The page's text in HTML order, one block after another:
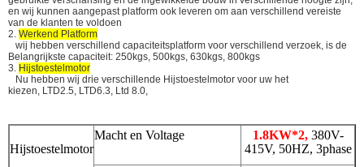
en wij kunnen aangepast platform ook leveren om aan verschillend vereiste
van de klanten te voldoen
2. Werkend Platform
wij hebben verschillend capaciteitsplatform voor verschillend verzoek, is de
Belangrijkste capaciteit: 250kgs, 500kgs, 630kgs, 800kgs
3. Hijstoestelmotor
Nu hebben wij drie verschillende Hijstoestelmotor voor uw het
kiezen, LTD2.5, LTD6.3, Ltd 8.0,
Hijstoestelmotor
Macht en Voltage 1.8KW*2, 380V-
415V, 50HZ, 3phase